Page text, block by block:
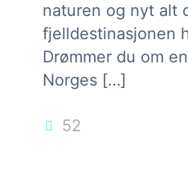
naturen og nyt alt
fjelldestinasjonen
Drømmer du om
Norges […]
52